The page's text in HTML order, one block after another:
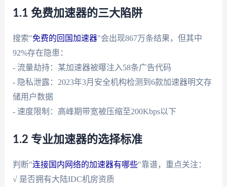
1.1 免费加速器的三大陷阱
搜索"免费的回国加速器"会出现867万条结果，但其中
92%存在隐患：
- 流量劫持：某加速器被曝注入58条广告代码
- 隐私泄露：2023年3月安全机构检测到6款加速器明文存
储用户数据
- 速度限制：高峰期带宽被压缩至200Kbps以下
1.2 专业加速器的选择标准
判断"连接国内网络的加速器有哪些"靠谱，重点关注：
√ 是否拥有大陆IDC机房资质